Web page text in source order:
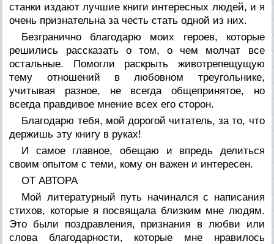
станки издают лучшие книги интересных людей, и я
очень признательна за честь стать одной из них.
Безгранично благодарю моих героев, которые
решились рассказать о том, о чем молчат все
остальные. Помогли раскрыть животрепещущую
тему отношений в любовном треугольнике,
учитывая разное, не всегда общепринятое, но
всегда правдивое мнение всех его сторон.
Благодарю тебя, мой дорогой читатель, за то, что
держишь эту книгу в руках!
И самое главное, обещаю и впредь делиться
своим опытом с теми, кому он важен и интересен.
ОТ АВТОРА
Мой литературный путь начинался с написания
стихов, которые я посвящала близким мне людям.
Это были поздравления, признания в любви или
слова благодарности, которые мне нравилось